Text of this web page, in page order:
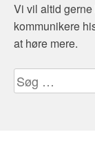
Vi vil altid
kommunikere
at høre mere.
Søg
efter: